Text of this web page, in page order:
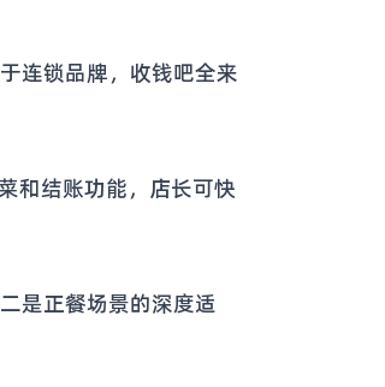
连锁品牌，收钱吧全来
和结账功能，店长可快
是正餐场景的深度适